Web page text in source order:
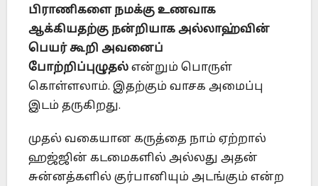
பிராணிகளை நமக்கு உணவாக
ஆக்கியதற்கு நன்றியாக அல்லாஹ்வின்
பெயர் கூறி அவனைப்
போற்றிப்புழுதல் என்றும் பொருள்
கொள்ளலாம். இதற்கும் வாசக அமைப்பு
இடம் தருகிறது.
முதல் வகையான கருத்தை நாம் ஏற்றால்
ஹஜ்ஜின் கடமைகளில் அல்லது அதன்
சுன்னத்களில் குர்பானியும் அடங்கும் என்ற